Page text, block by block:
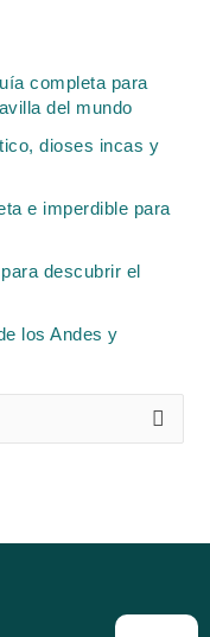
completa para
del mundo
dioses incas y
e imperdible para
descubrir el
los Andes y